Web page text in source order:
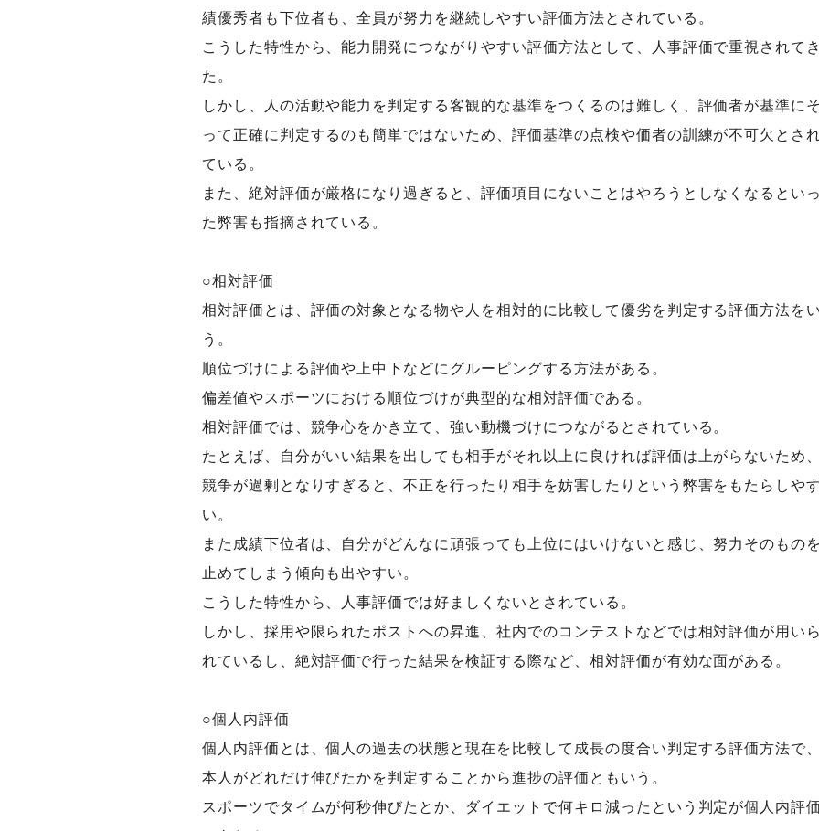
績優秀者も下位者も、全員が努力を継続しやすい評価方法とされている。
こうした特性から、能力開発につながりやすい評価方法として、人事評価で重視されてき
た。
しかし、人の活動や能力を判定する客観的な基準をつくるのは難しく、評価者が基準にそ
って正確に判定するのも簡単ではないため、評価基準の点検や価者の訓練が不可欠とさ
ている。
また、絶対評価が厳格になり過ぎると、評価項目にないことはやろうとしなくなるといっ
た弊害も指摘されている。
○相対評価
相対評価とは、評価の対象となる物や人を相対的に比較して優劣を判定する評価方法をい
う。
順位づけによる評価や上中下などにグルーピングする方法がある。
偏差値やスポーツにおける順位づけが典型的な相対評価である。
相対評価では、競争心をかき立て、強い動機づけにつながるとされている。
たとえば、自分がいい結果を出しても相手がそれ以上に良ければ評価は上がらないため、
競争が過剰となりすぎると、不正を行ったり相手を妨害したりという弊害をもたらしやす
い。
また成績下位者は、自分がどんなに頑張っても上位にはいけないと感じ、努力そのものを
止めてしまう傾向も出やすい。
こうした特性から、人事評価では好ましくないとされている。
しかし、採用や限られたポストへの昇進、社内でのコンテストなどでは相対評価が用いら
れているし、絶対評価で行った結果を検証する際など、相対評価が有効な面がある。
○個人内評価
個人内評価とは、個人の過去の状態と現在を比較して成長の度合い判定する評価方法で、
本人がどれだけ伸びたかを判定することから進捗の評価ともいう。
スポーツでタイムが何秒伸びたとか、ダイエットで何キロ減ったという判定が個人内評価